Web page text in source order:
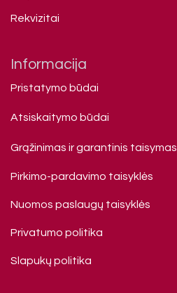
Rekvizitai
Informacija
Pristatymo būdai
Atsiskaitymo būdai
Grąžinimas ir garantinis taisymas
Pirkimo-pardavimo taisyklės
Nuomos paslaugų taisyklės
Privatumo politika
Slapukų politika